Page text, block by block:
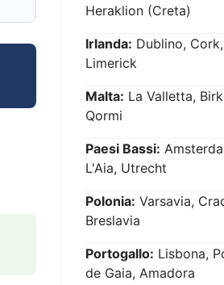
Heraklion (Creta)
Irlanda: Dublino,
Limerick
Malta: La Valletta,
Qormi
Paesi Bassi:
L'Aia, Utrecht
Polonia: Varsavia,
Breslavia
Portogallo: Lisbona,
de Gaia, Amadora